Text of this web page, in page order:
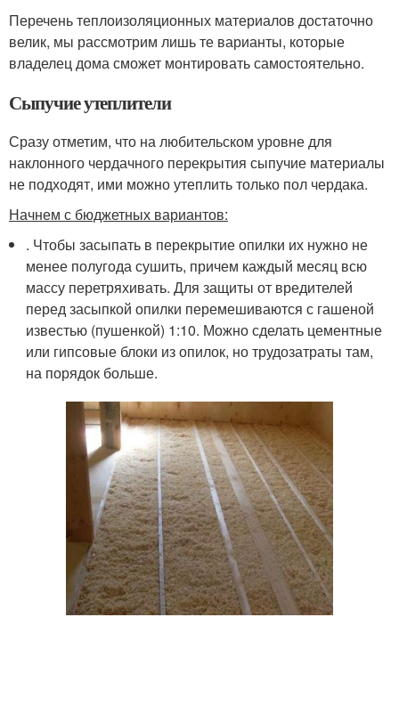
Перечень теплоизоляционных материалов достаточно
велик, мы рассмотрим лишь те варианты, которые
владелец дома сможет монтировать самостоятельно.
Сыпучие утеплители
Сразу отметим, что на любительском уровне для
наклонного чердачного перекрытия сыпучие материалы
не подходят, ими можно утеплить только пол чердака.
Начнем с бюджетных вариантов:
. Чтобы засыпать в перекрытие опилки их нужно не
менее полугода сушить, причем каждый месяц всю
массу перетряхивать. Для защиты от вредителей
перед засыпкой опилки перемешиваются с гашеной
известью (пушенкой) 1:10. Можно сделать цементные
или гипсовые блоки из опилок, но трудозатраты там,
на порядок больше.